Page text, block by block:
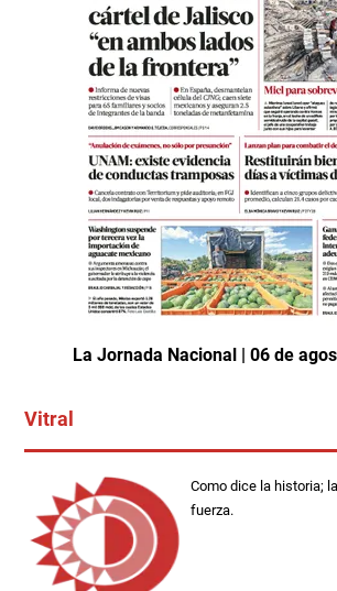
La Jornada Nacional | 06 de
Vitral
Como dice la historia;
fuerza.